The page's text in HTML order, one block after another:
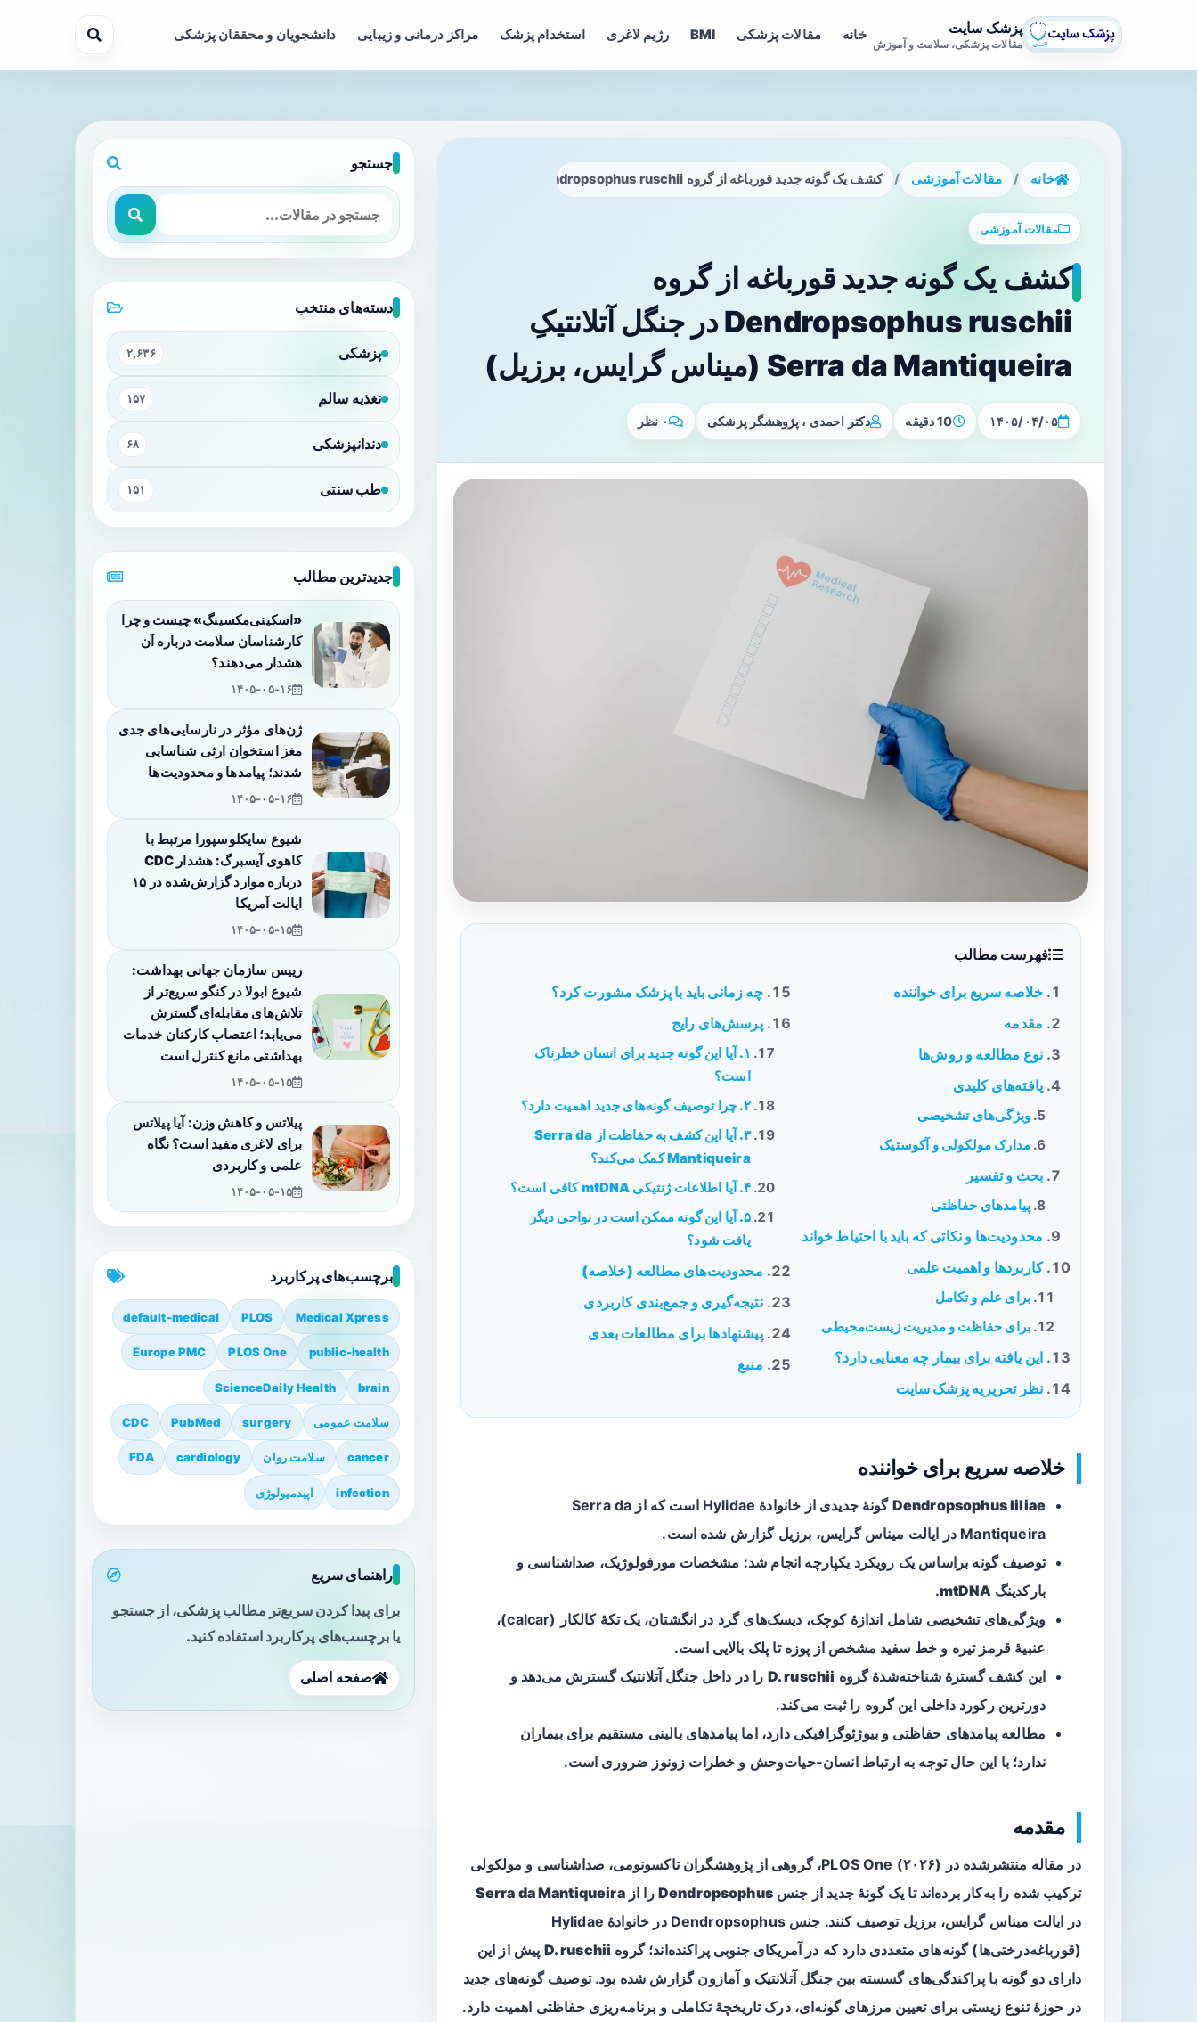
پزشک سایت
مقالات پزشکی، سلامت و آموزش
خانه مقالات پزشکی BMI رژیم لاغری استخدام پزشک مراکز درمانی و زیبایی دانشجویان و محققان پزشکی
خانه / مقالات آموزشی / کشف یک گونه جدید قورباغه‌ از گروه Dendropsophus ruschii در جنگل آتلانتیکِ Serra da Mantiqueira (میناس گرایس، برزیل)
مقالات آموزشی
کشف یک گونه جدید قورباغه‌ از گروه
Dendropsophus ruschii در جنگل آتلانتیکِ
Serra da Mantiqueira (میناس گرایس، برزیل)
۱۴۰۵/۰۴/۰۵ 10 دقیقه دکتر احمدی ، پژوهشگر پزشکی ۰ نظر
فهرست مطالب
خلاصه سریع برای خواننده
مقدمه
نوع مطالعه و روش‌ها
یافته‌های کلیدی
ویژگی‌های تشخیصی
مدارک مولکولی و آکوستیک
بحث و تفسیر
پیامدهای حفاظتی
محدودیت‌ها و نکاتی که باید با احتیاط خواند
کاربردها و اهمیت علمی
برای علم و تکامل
برای حفاظت و مدیریت زیست‌محیطی
این یافته برای بیمار چه معنایی دارد؟
نظر تحریریه پزشک سایت
چه زمانی باید با پزشک مشورت کرد؟
پرسش‌های رایج
۱. آیا این گونه جدید برای انسان خطرناک
است؟
۲. چرا توصیف گونه‌های جدید اهمیت دارد؟
۳. آیا این کشف به حفاظت از Serra da
Mantiqueira کمک می‌کند؟
۴. آیا اطلاعات ژنتیکی mtDNA کافی است؟
۵. آیا این گونه ممکن است در نواحی دیگر
یافت شود؟
محدودیت‌های مطالعه (خلاصه)
نتیجه‌گیری و جمع‌بندی کاربردی
پیشنهادها برای مطالعات بعدی
منبع
خلاصه سریع برای خواننده
Dendropsophus liliae
گونهٔ جدیدی از خانوادهٔ Hylidae است که از Serra da
Mantiqueira در ایالت میناس گرایس، برزیل گزارش شده است.
توصیف گونه براساس یک رویکرد یکپارچه انجام شد: مشخصات مورفولوژیک، صداشناسی و
بارکدینگ mtDNA
.
ویژگی‌های تشخیصی شامل اندازهٔ کوچک، دیسک‌های گرد در انگشتان، یک تکهٔ کالکار (calcar)،
عنبیهٔ قرمز تیره و خط سفید مشخص از پوزه تا پلک بالایی است.
این کشف گسترهٔ شناخته‌شدهٔ گروه D. ruschii را در داخل جنگل آتلانتیک گسترش می‌دهد و
دورترین رکورد داخلی این گروه را ثبت می‌کند.
مطالعه پیامدهای حفاظتی و بیوژئوگرافیکی دارد، اما پیامدهای بالینی مستقیم برای بیماران
ندارد؛ با این حال توجه به ارتباط انسان-حیات‌وحش و خطرات زونوز ضروری است.
مقدمه
در مقاله منتشرشده در PLOS One (۲۰۲۶)، گروهی از پژوهشگران تاکسونومی، صداشناسی و مولکولی
ترکیب شده را به‌کار برده‌اند تا یک گونهٔ جدید از جنسDendropsophus را ازSerra da Mantiqueira
در ایالت میناس گرایس، برزیل توصیف کنند. جنس Dendropsophus در خانوادهٔ Hylidae
(قورباغه‌درختی‌ها) گونه‌های متعددی دارد که در آمریکای جنوبی پراکنده‌اند؛ گروه D. ruschii پیش از این
دارای دو گونه با پراکندگی‌های گسسته بین جنگل آتلانتیک و آمازون گزارش شده بود. توصیف گونه‌های جدید
در حوزهٔ تنوع زیستی برای تعیین مرزهای گونه‌ای، درک تاریخچهٔ تکاملی و برنامه‌ریزی حفاظتی اهمیت دارد.
جستجو
دسته‌های منتخب
پزشکی ۲,۶۳۶
تغذیه سالم ۱۵۷
دندانپزشکی ۶۸
طب سنتی ۱۵۱
جدیدترین مطالب
«اسکینی‌مکسینگ» چیست و چرا
کارشناسان سلامت درباره آن
هشدار می‌دهند؟
۱۴۰۵-۰۵-۱۶
ژن‌های مؤثر در نارسایی‌های جدی
مغز استخوان ارثی شناسایی
شدند؛ پیامدها و محدودیت‌ها
۱۴۰۵-۰۵-۱۶
شیوع سایکلوسپورا مرتبط با
کاهوی آیسبرگ: هشدار CDC
درباره موارد گزارش‌شده در ۱۵
ایالت آمریکا
۱۴۰۵-۰۵-۱۵
رییس سازمان جهانی بهداشت:
شیوع ابولا در کنگو سریع‌تر از
تلاش‌های مقابله‌ای گسترش
می‌یابد؛ اعتصاب کارکنان خدمات
بهداشتی مانع کنترل است
۱۴۰۵-۰۵-۱۵
پیلاتس و کاهش وزن: آیا پیلاتس
برای لاغری مفید است؟ نگاه
علمی و کاربردی
۱۴۰۵-۰۵-۱۵
برچسب‌های پرکاربرد
Medical Xpress
PLOS
default-medical
public-health
PLOS One
Europe PMC
brain
ScienceDaily Health
سلامت عمومی surgery
PubMed
CDC
cancer سلامت روان cardiology
FDA
infection اپیدمیولوژی
راهنمای سریع
برای پیدا کردن سریع‌تر مطالب پزشکی، از جستجو
یا برچسب‌های پرکاربرد استفاده کنید.
صفحه اصلی